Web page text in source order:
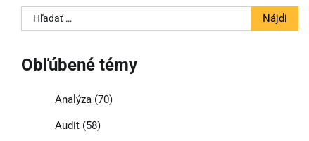
Hľadať:
Obľúbené témy
Analýza(70)
Audit(58)